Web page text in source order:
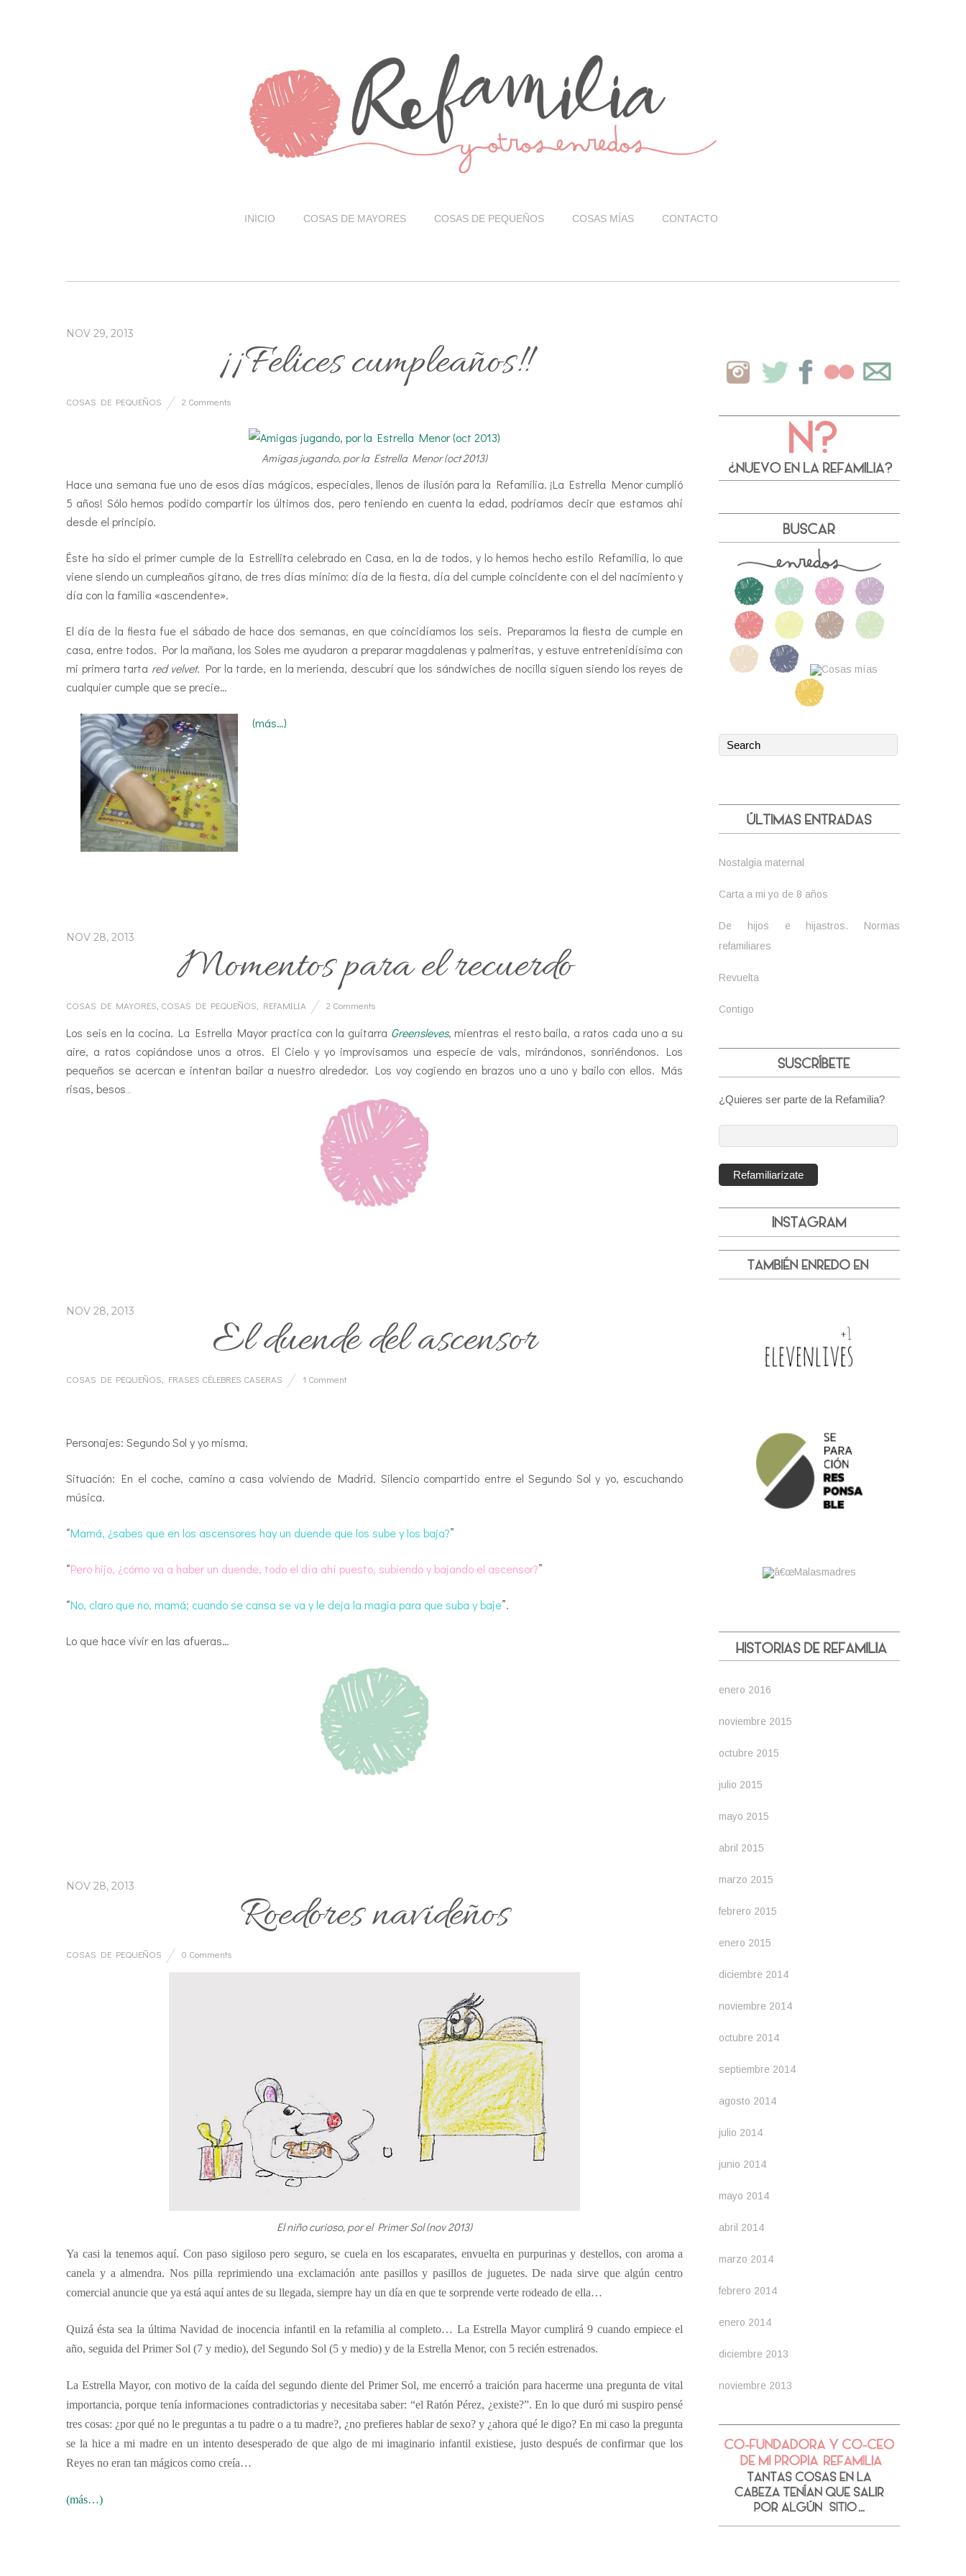
INICIO COSAS DE MAYORES COSAS DE PEQUEÑOS COSAS MÍAS CONTACTO
NOV 29, 2013
¡¡Felices cumpleaños!!
COSAS DE PEQUEÑOS 2 Comments
Amigas jugando, por la Estrella Menor (oct 2013)
Hace una semana fue uno de esos días mágicos, especiales, llenos de ilusión para la Refamilia. ¡La Estrella Menor cumplió
5 años! Sólo hemos podido compartir los últimos dos, pero teniendo en cuenta la edad, podríamos decir que estamos ahí
desde el principio.
Éste ha sido el primer cumple de la Estrellita celebrado en Casa, en la de todos, y lo hemos hecho estilo Refamilia, lo que
viene siendo un cumpleaños gitano, de tres días mínimo: día de la fiesta, día del cumple coincidente con el del nacimiento y
día con la familia «ascendente».
El día de la fiesta fue el sábado de hace dos semanas, en que coincidíamos los seis. Preparamos la fiesta de cumple en
casa, entre todos. Por la mañana, los Soles me ayudaron a preparar magdalenas y palmeritas, y estuve entretenidísima con
mi primera tarta red velvet. Por la tarde, en la merienda, descubrí que los sándwiches de nocilla siguen siendo los reyes de
cualquier cumple que se precie…
(más…)
NOV 28, 2013
Momentos para el recuerdo
COSAS DE MAYORES COSAS DE PEQUEÑOS REFAMILIA 2 Comments
Los seis en la cocina. La Estrella Mayor practica con la guitarra Greensleves, mientras el resto baila, a ratos cada uno a su
aire, a ratos copiándose unos a otros. El Cielo y yo improvisamos una especie de vals, mirándonos, sonriéndonos. Los
pequeños se acercan e intentan bailar a nuestro alrededor. Los voy cogiendo en brazos uno a uno y bailo con ellos. Más
risas, besos
NOV 28, 2013
El duende del ascensor
COSAS DE PEQUEÑOS FRASES CÉLEBRES CASERAS 1 Comment
Personajes: Segundo Sol y yo misma.
Situación: En el coche, camino a casa volviendo de Madrid. Silencio compartido entre el Segundo Sol y yo, escuchando
música.
“Mamá, ¿sabes que en los ascensores hay un duende que los sube y los baja?”
“Pero hijo, ¿cómo va a haber un duende, todo el día ahí puesto, subiendo y bajando el ascensor?”
“No, claro que no, mamá; cuando se cansa se va y le deja la magia para que suba y baje”.
Lo que hace vivir en las afueras…
NOV 28, 2013
Roedores navideños
COSAS DE PEQUEÑOS 0 Comments
El niño curioso, por el Primer Sol (nov 2013)
Ya casi la tenemos aquí. Con paso sigiloso pero seguro, se cuela en los escaparates, envuelta en purpurinas y destellos, con aroma a
canela y a almendra. Nos pilla reprimiendo una exclamación ante pasillos y pasillos de juguetes. De nada sirve que algún centro
comercial anuncie que ya está aquí antes de su llegada, siempre hay un día en que te sorprende verte rodeado de ella…
Quizá ésta sea la última Navidad de inocencia infantil en la refamilia al completo… La Estrella Mayor cumplirá 9 cuando empiece el
año, seguida del Primer Sol (7 y medio), del Segundo Sol (5 y medio) y de la Estrella Menor, con 5 recién estrenados.
La Estrella Mayor, con motivo de la caída del segundo diente del Primer Sol, me encerró a traición para hacerme una pregunta de vital
importancia, porque tenía informaciones contradictorias y necesitaba saber: “el Ratón Pérez, ¿existe?”. En lo que duró mi suspiro pensé
tres cosas: ¿por qué no le preguntas a tu padre o a tu madre?, ¿no prefieres hablar de sexo? y ¿ahora qué le digo? En mi caso la pregunta
se la hice a mi madre en un intento desesperado de que algo de mi imaginario infantil existiese, justo después de confirmar que los
Reyes no eran tan mágicos como creía…
(más…)
Nostalgia maternal
Carta a mi yo de 8 años
De hijos e hijastros. Normas
refamiliares
Revuelta
Contigo
¿Quieres ser parte de la Refamilia?
correo
electrónico:
Refamiliarízate
enero 2016
noviembre 2015
octubre 2015
julio 2015
mayo 2015
abril 2015
marzo 2015
febrero 2015
enero 2015
diciembre 2014
noviembre 2014
octubre 2014
septiembre 2014
agosto 2014
julio 2014
junio 2014
mayo 2014
abril 2014
marzo 2014
febrero 2014
enero 2014
diciembre 2013
noviembre 2013